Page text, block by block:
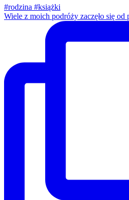
Wiele z moich podróży zaczęło się od